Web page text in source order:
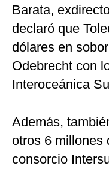
Barata,
declaró que
dólares en
Odebrecht con
Interoceánica
Además,
otros 6 millones
consorcio